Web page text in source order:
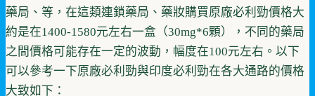
藥局、等，在這類連鎖藥局、藥妝購買原廠必利勁價格大
約是在1400-1580元左右一盒（30mg*6顆），不同的藥局
之間價格可能存在一定的波動，幅度在100元左右。以下
可以參考一下原廠必利勁與印度必利勁在各大通路的價格
大致如下：